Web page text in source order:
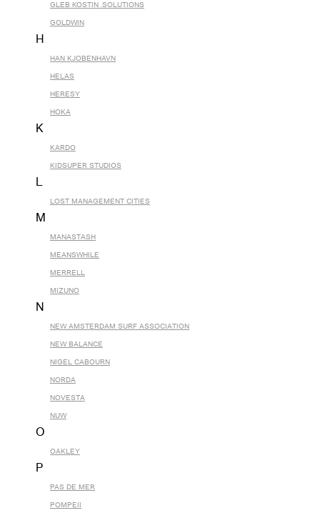
GLEB KOSTIN .SOLUTIONS
GOLDWIN
H
HAN KJOBENHAVN
HELAS
HERESY
HOKA
K
KARDO
KIDSUPER STUDIOS
L
LOST MANAGEMENT CITIES
M
MANASTASH
MEANSWHILE
MERRELL
MIZUNO
N
NEW AMSTERDAM SURF ASSOCIATION
NEW BALANCE
NIGEL CABOURN
NORDA
NOVESTA
NUW
O
OAKLEY
P
PAS DE MER
POMPEII